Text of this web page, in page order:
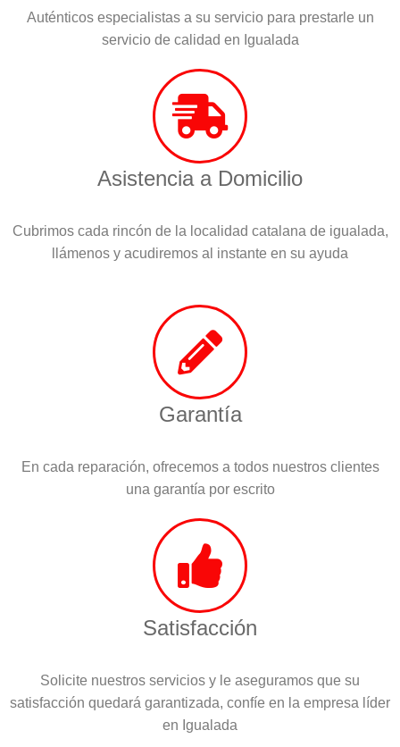
Auténticos especialistas a su servicio para prestarle un
servicio de calidad en Igualada
Asistencia a Domicilio
Cubrimos cada rincón de la localidad catalana de igualada,
llámenos y acudiremos al instante en su ayuda
Garantía
En cada reparación, ofrecemos a todos nuestros clientes
una garantía por escrito
Satisfacción
Solicite nuestros servicios y le aseguramos que su
satisfacción quedará garantizada, confíe en la empresa líder
en Igualada